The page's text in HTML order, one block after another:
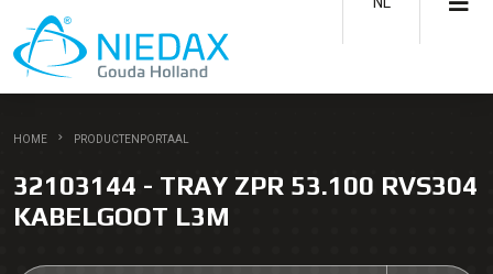
HOME PRODUCTENPORTAAL
32103144 - TRAY ZPR 53.100 RVS304
KABELGOOT L3M